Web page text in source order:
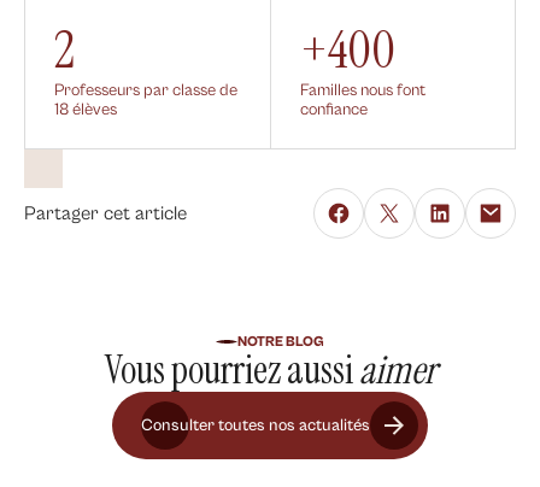
2
Professeurs par classe de
18 élèves
+400
Familles nous font
confiance
Partager cet article
NOTRE BLOG
Vous pourriez aussiaimer
Consulter toutes nos actualités